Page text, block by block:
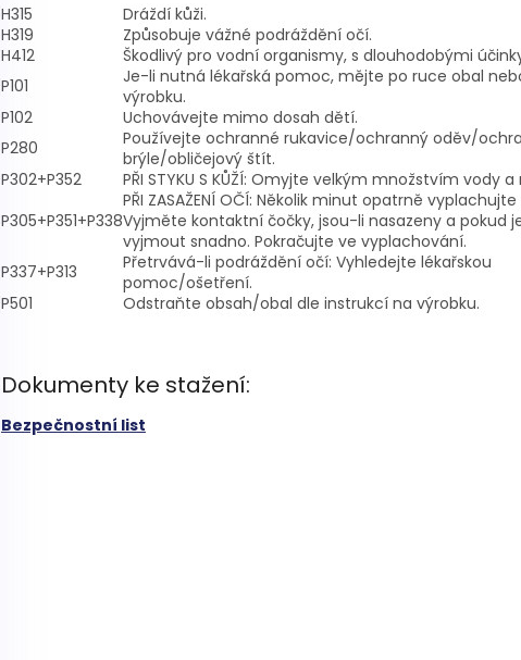
H315
Dráždí kůži.
H319
Způsobuje vážné podráždění očí.
H412
Škodlivý pro vodní organismy, s dlouhodobými
P101
Je-li nutná lékařská pomoc, mějte po ruce obal
výrobku.
P102
Uchovávejte mimo dosah dětí.
P280
Používejte ochranné rukavice/ochranný oděv/
brýle/obličejový štít.
P302+P352
PŘI STYKU S KŮŽÍ: Omyjte velkým množstvím vody
P305+P351+P338
PŘI ZASAŽENÍ OČÍ: Několik minut opatrně
Vyjměte kontaktní čočky, jsou-li nasazeny a pokud
vyjmout snadno. Pokračujte ve vyplachování.
P337+P313
Přetrvává-li podráždění očí: Vyhledejte lékařskou
pomoc/ošetření.
P501
Odstraňte obsah/obal dle instrukcí na výrobku.
Dokumenty ke stažení:
Bezpečnostní list